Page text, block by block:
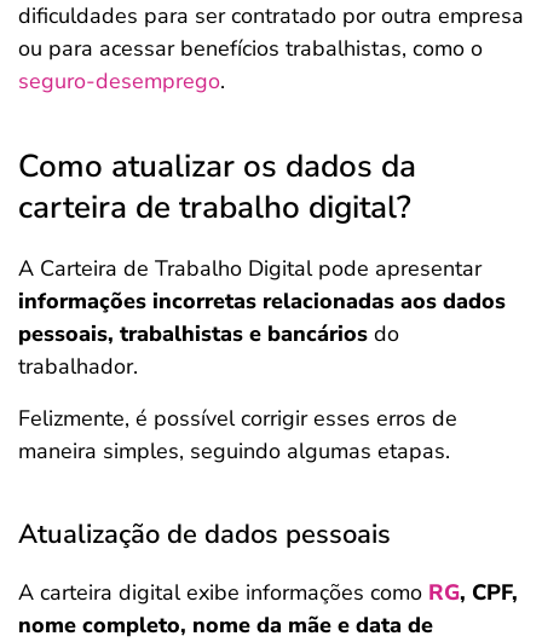
dificuldades para ser contratado por outra empresa
ou para acessar benefícios trabalhistas, como o
seguro-desemprego.
Como atualizar os dados da
carteira de trabalho digital?
A Carteira de Trabalho Digital pode apresentar
informações incorretas relacionadas aos dados
pessoais, trabalhistas e bancários do
trabalhador.
Felizmente, é possível corrigir esses erros de
maneira simples, seguindo algumas etapas.
Atualização de dados pessoais
A carteira digital exibe informações como RG, CPF,
nome completo, nome da mãe e data de